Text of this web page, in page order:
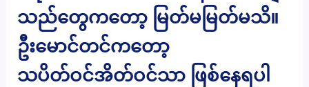
သည်တွေကတော့ မြတ်မမြတ်မသိ။
ဦးမောင်တင်ကတော့
သပိတ်ဝင်အိတ်ဝင်သာ ဖြစ်နေရပါ